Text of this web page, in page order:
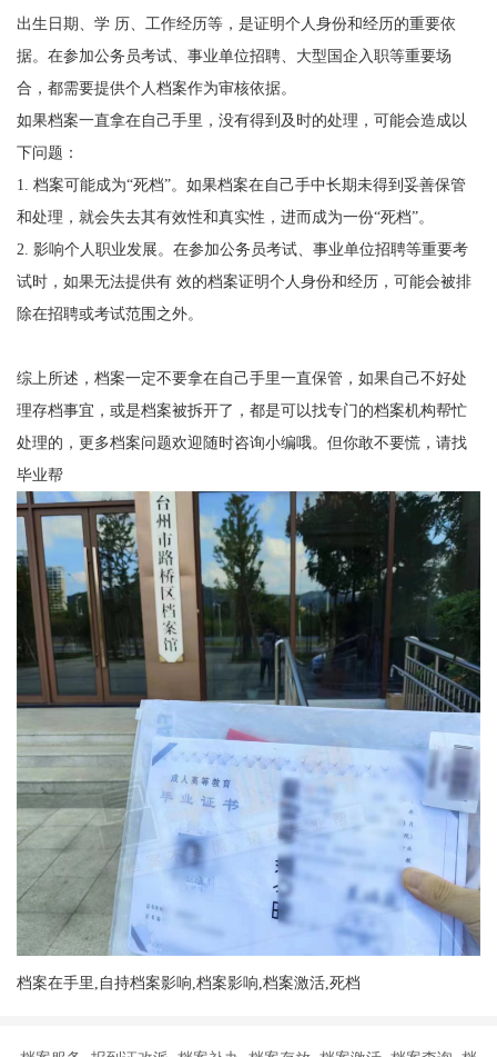
出生日期、学 历、工作经历等，是证明个人身份和经历的重要依
据。在参加公务员考试、事业单位招聘、大型国企入职等重要场
合，都需要提供个人档案作为审核依据。
如果档案一直拿在自己手里，没有得到及时的处理，可能会造成以
下问题：
1. 档案可能成为“死档”。如果档案在自己手中长期未得到妥善保管
和处理，就会失去其有效性和真实性，进而成为一份“死档”。
2. 影响个人职业发展。在参加公务员考试、事业单位招聘等重要考
试时，如果无法提供有 效的档案证明个人身份和经历，可能会被排
除在招聘或考试范围之外。
综上所述，档案一定不要拿在自己手里一直保管，如果自己不好处
理存档事宜，或是档案被拆开了，都是可以找专门的档案机构帮忙
处理的，更多档案问题欢迎随时咨询小编哦。但你敢不要慌，请找
毕业帮
档案在手里,自持档案影响,档案影响,档案激活,死档